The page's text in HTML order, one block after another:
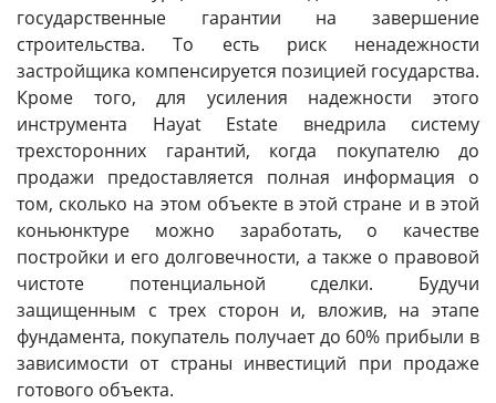
государственные гарантии на завершение
строительства. То есть риск ненадежности
застройщика компенсируется позицией государства.
Кроме того, для усиления надежности этого
инструмента Hayat Estate внедрила систему
трехсторонних гарантий, когда покупателю до
продажи предоставляется полная информация о
том, сколько на этом объекте в этой стране и в этой
коньюнктуре можно заработать, о качестве
постройки и его долговечности, а также о правовой
чистоте потенциальной сделки. Будучи
защищенным с трех сторон и, вложив, на этапе
фундамента, покупатель получает до 60% прибыли в
зависимости от страны инвестиций при продаже
готового объекта.